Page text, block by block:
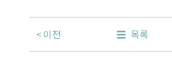
이전 목록